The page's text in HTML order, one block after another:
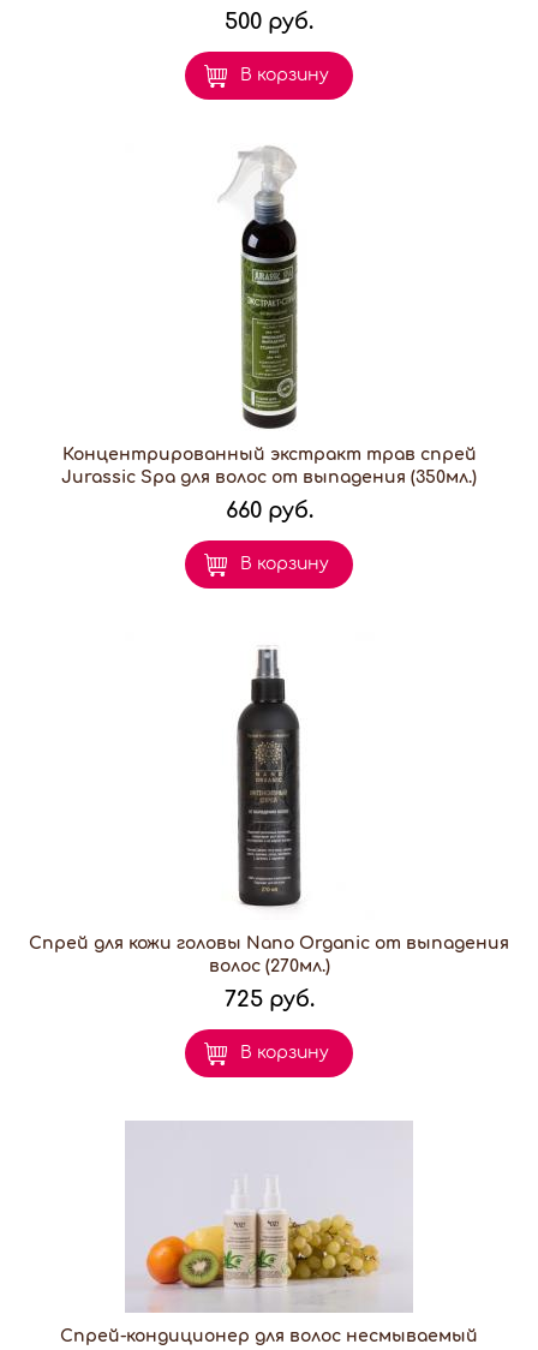
500 руб.
В корзину
Концентрированный экстракт трав спрей
Jurassic Spa для волос от выпадения (350мл.)
660 руб.
В корзину
Спрей для кожи головы Nano Organic от выпадения
волос (270мл.)
725 руб.
В корзину
Спрей-кондиционер для волос несмываемый